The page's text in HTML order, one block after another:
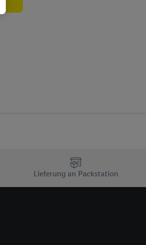
Lieferung an Packstation